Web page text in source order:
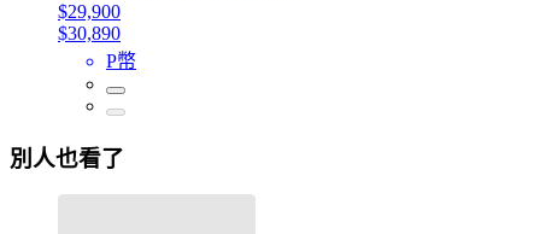
$29,900
$30,890
P幣
別人也看了